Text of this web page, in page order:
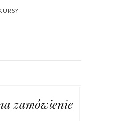
zamówienie